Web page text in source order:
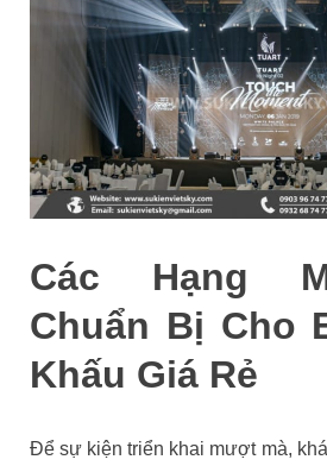
Các Hạng
Chuẩn Bị Cho
Khấu Giá Rẻ
Để sự kiện triển khai mượt mà,